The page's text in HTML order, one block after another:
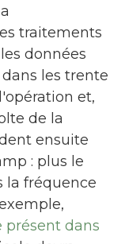
traitements
données
les trente
et,
de la
ensuite
: plus le
la fréquence
dans